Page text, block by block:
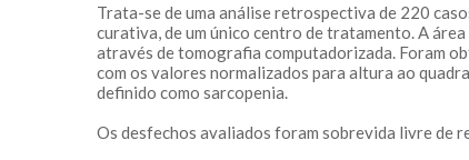
Trata-se de uma análise retrospectiva de 220
curativa, de um único centro de tratamento. A
através de tomografia computadorizada. Foram
com os valores normalizados para altura ao
definido como sarcopenia.
Os desfechos avaliados foram sobrevida livre de